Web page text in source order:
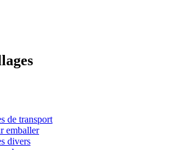
de transport
emballer
divers